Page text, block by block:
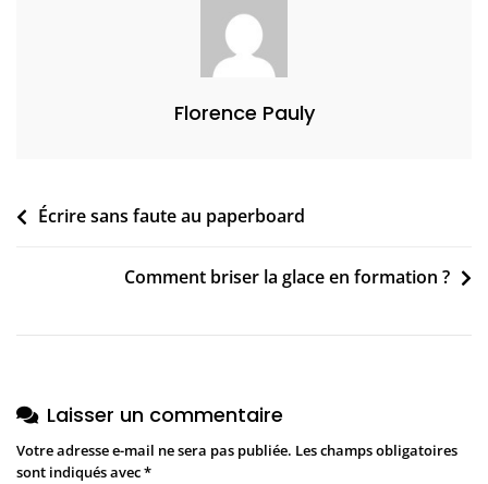
Florence Pauly
Navigation
Écrire sans faute au paperboard
Comment briser la glace en formation ?
Laisser un commentaire
Votre adresse e-mail ne sera pas publiée. Les champs obligatoires
sont indiqués avec*